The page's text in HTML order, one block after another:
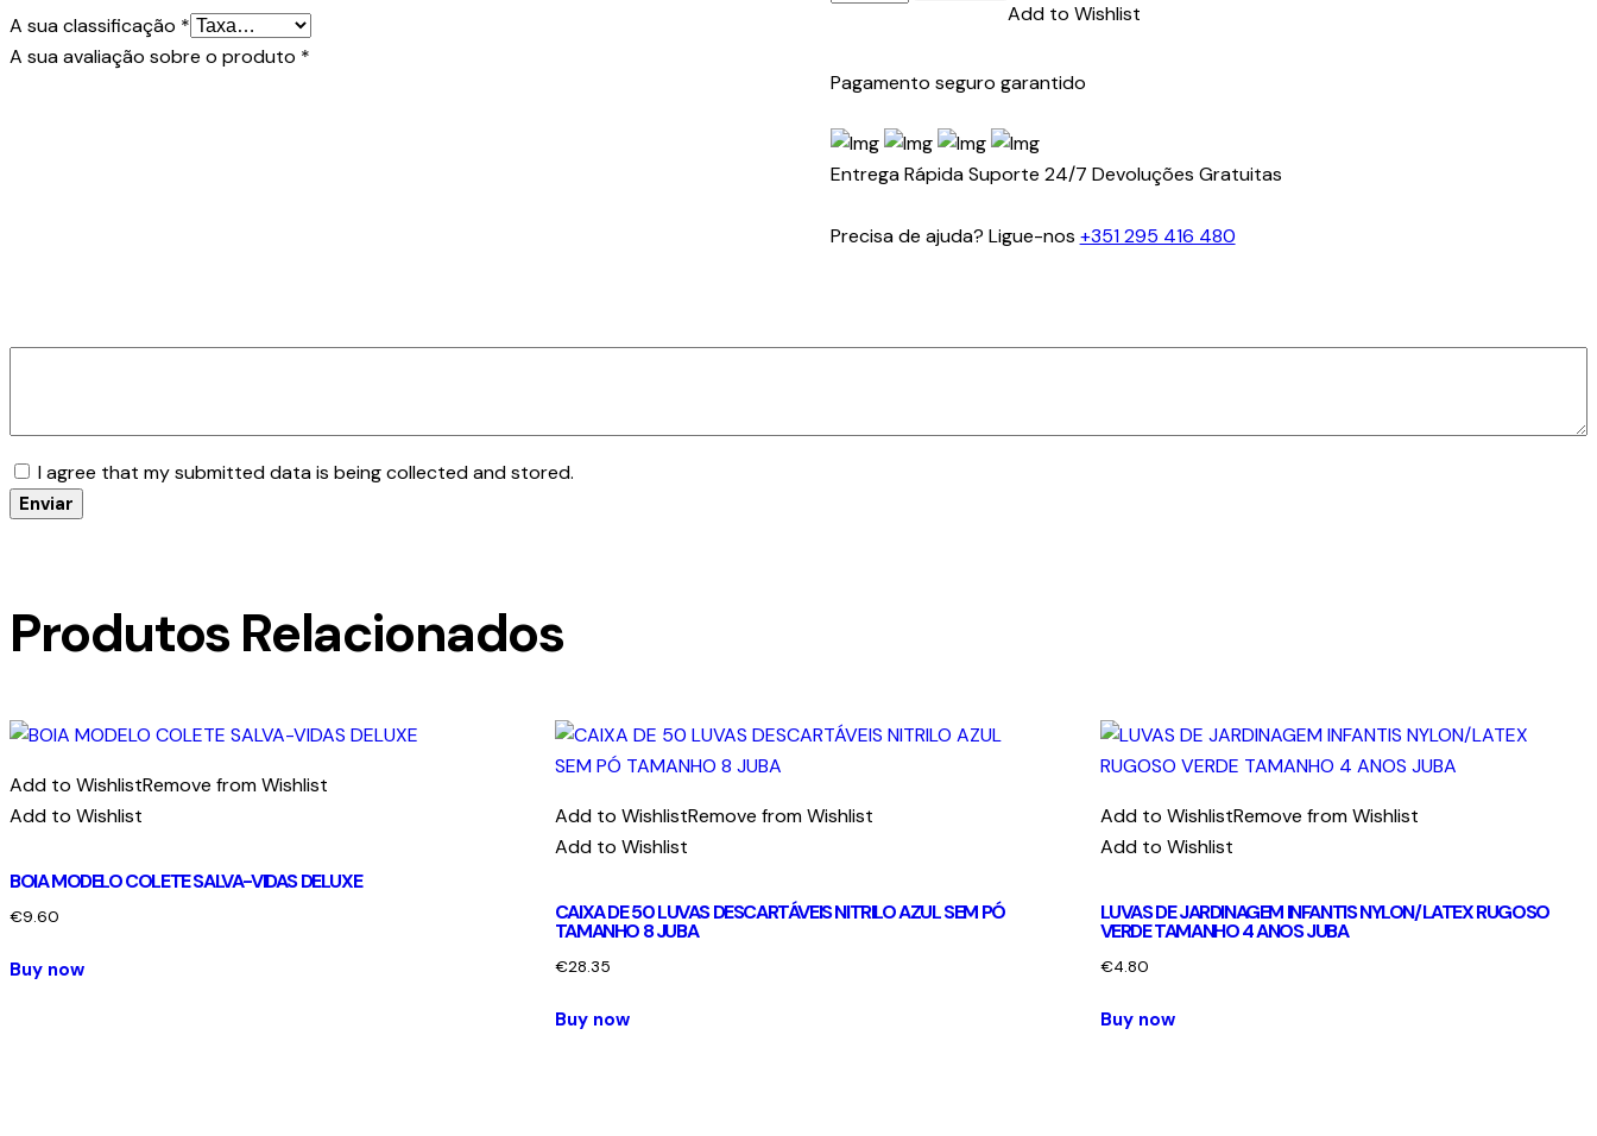
FACIAL
PET
C/CABEÇA
MANIPULAÇÃO
Add to Wishlist
Pagamento seguro garantido
Entrega Rápida Suporte 24/7 Devoluções Gratuitas
Precisa de ajuda? Ligue-nos +351 295 416 480
A sua classificação *
A sua avaliação sobre o produto *
I agree that my submitted data is being collected and stored.
Produtos Relacionados
Add to WishlistRemove from Wishlist
Add to Wishlist
BOIA MODELO COLETE SALVA-VIDAS DELUXE
€9.60
Buy now
Add to WishlistRemove from Wishlist
Add to Wishlist
CAIXA DE 50 LUVAS DESCARTÁVEIS NITRILO AZUL SEM PÓ
TAMANHO 8 JUBA
€28.35
Buy now
Add to WishlistRemove from Wishlist
Add to Wishlist
LUVAS DE JARDINAGEM INFANTIS NYLON/LATEX RUGOSO
VERDE TAMANHO 4 ANOS JUBA
€4.80
Buy now